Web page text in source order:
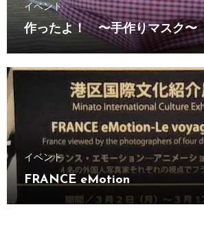
イベント
作ったよ！ 〜手作りマスク〜
イベント
FRANCE eMotion